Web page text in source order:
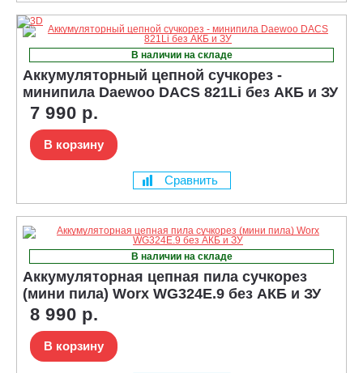
В наличии на складе
Аккумуляторный цепной сучкорез -
минипила Daewoo DACS 821Li без АКБ и ЗУ
7 990 р.
В корзину
Сравнить
В наличии на складе
Аккумуляторная цепная пила сучкорез
(мини пила) Worx WG324E.9 без АКБ и ЗУ
8 990 р.
В корзину